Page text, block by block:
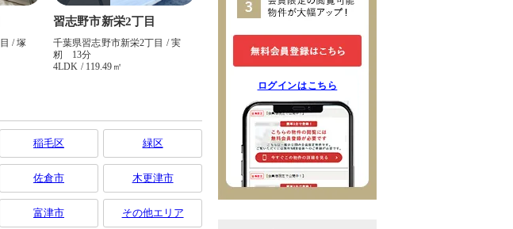
稲毛区 緑区
佐倉市 木更津市
富津市 その他エリア
ログインはこちら